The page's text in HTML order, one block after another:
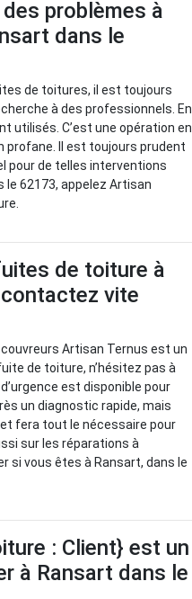
problèmes à
dans le
de toitures, il est toujours
à des professionnels. En
utilisés. C’est une opération en
profane. Il est toujours prudent
pour de telles interventions
le 62173, appelez Artisan
de toiture à
vite
Artisan Ternus est un
de toiture, n’hésitez pas à
est disponible pour
un diagnostic rapide, mais
fera tout le nécessaire pour
sur les réparations à
si vous êtes à Ransart, dans le
: Client} est un
à Ransart dans le